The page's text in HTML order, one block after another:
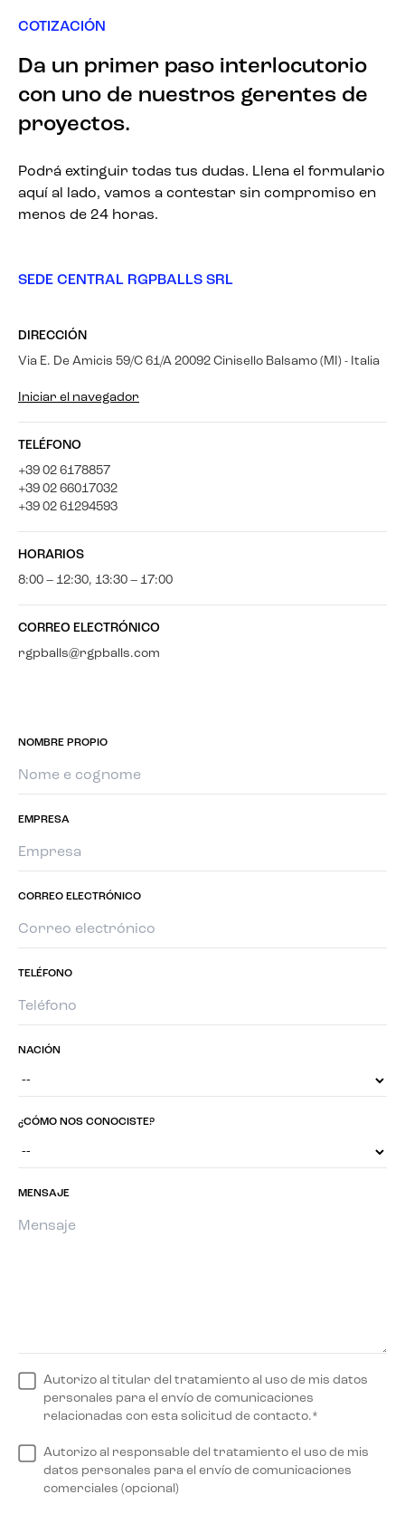
COTIZACIÓN
Da un primer paso interlocutorio
con uno de nuestros gerentes de
proyectos.
Podrá extinguir todas tus dudas. Llena el formulario
aquí al lado, vamos a contestar sin compromiso en
menos de 24 horas.
SEDE CENTRAL RGPBALLS SRL
DIRECCIÓN
Via E. De Amicis 59/C 61/A 20092 Cinisello Balsamo (MI) - Italia
Iniciar el navegador
TELÉFONO
+39 02 6178857
+39 02 66017032
+39 02 61294593
HORARIOS
8:00 – 12:30, 13:30 – 17:00
CORREO ELECTRÓNICO
rgpballs@rgpballs.com
NOMBRE PROPIO
EMPRESA
CORREO ELECTRÓNICO
TELÉFONO
NACIÓN
¿CÓMO NOS CONOCISTE?
MENSAJE
Autorizo al titular del tratamiento al uso de mis datos
personales para el envío de comunicaciones
relacionadas con esta solicitud de contacto.*
Autorizo al responsable del tratamiento el uso de mis
datos personales para el envío de comunicaciones
comerciales (opcional)